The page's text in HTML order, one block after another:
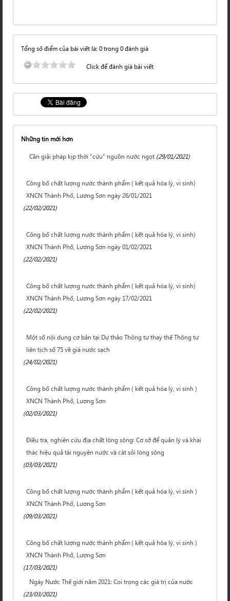
Tổng số điểm của bài viết là: 0 trong 0 đánh giá
Click để đánh giá bài viết
Những tin mới hơn
Cần giải pháp kịp thời “cứu” nguồn nước ngọt (29/01/2021)
Công bố chất lượng nước thành phẩm ( kết quả hóa lý, vi sinh)
XNCN Thành Phố, Lương Sơn ngày 26/01/2021
(22/02/2021)
Công bố chất lượng nước thành phẩm ( kết quả hóa lý, vi sinh)
XNCN Thành Phố, Lương Sơn ngày 01/02/2021
(22/02/2021)
Công bố chất lượng nước thành phẩm ( kết quả hóa lý, vi sinh)
XNCN Thành Phố, Lương Sơn ngày 17/02/2021
(22/02/2021)
Một số nội dung cơ bản tại Dự thảo Thông tư thay thế Thông tư
liên tịch số 75 về giá nước sạch
(24/02/2021)
Công bố chất lượng nước thành phẩm ( kết quả hóa lý, vi sinh )
XNCN Thành Phố, Lương Sơn
(02/03/2021)
Điều tra, nghiên cứu địa chất lòng sông: Cơ sở để quản lý và khai
thác hiệu quả tài nguyên nước và cát sỏi lòng sông
(03/03/2021)
Công bố chất lượng nước thành phẩm ( kết quả hóa lý, vi sinh )
XNCN Thành Phố, Lương Sơn
(09/03/2021)
Công bố chất lượng nước thành phẩm ( kết quả hóa lý, vi sinh )
XNCN Thành Phố, Lương Sơn
(17/03/2021)
Ngày Nước Thế giới năm 2021: Coi trọng các giá trị của nước
(23/03/2021)